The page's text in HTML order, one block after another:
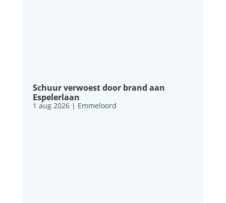
Schuur verwoest door brand aan
Espelerlaan
1 aug 2026| Emmeloord